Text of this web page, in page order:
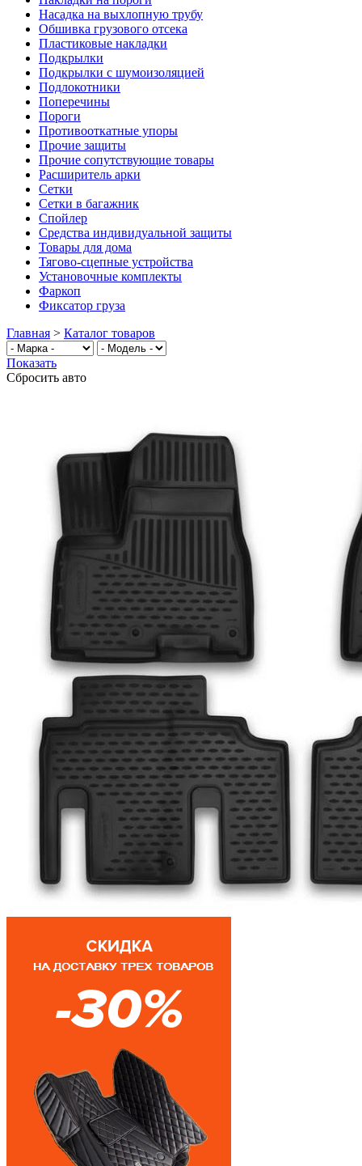
Насадка на выхлопную трубу
Обшивка грузового отсека
Пластиковые накладки
Подкрылки
Подкрылки с шумоизоляцией
Подлокотники
Поперечины
Пороги
Противооткатные упоры
Прочие защиты
Прочие сопутствующие товары
Расширитель арки
Сетки
Сетки в багажник
Спойлер
Средства индивидуальной защиты
Товары для дома
Тягово-сцепные устройства
Установочные комплекты
Фаркоп
Фиксатор груза
Главная > Каталог товаров
Показать
Сбросить авто